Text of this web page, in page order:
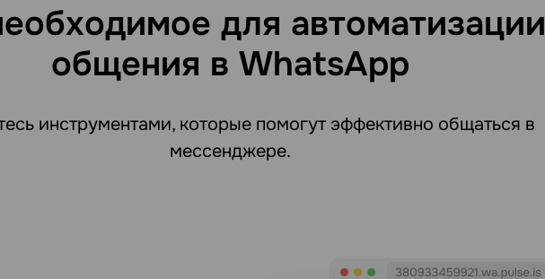
для автоматизации
общения в WhatsApp
инструментами, которые помогут эффективно общаться в
мессенджере.